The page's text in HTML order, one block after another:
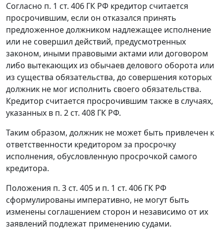
Согласно п. 1 ст. 406 ГК РФ кредитор считается
просрочившим, если он отказался принять
предложенное должником надлежащее исполнение
или не совершил действий, предусмотренных
законом, иными правовыми актами или договором
либо вытекающих из обычаев делового оборота или
из существа обязательства, до совершения которых
должник не мог исполнить своего обязательства.
Кредитор считается просрочившим также в случаях,
указанных в п. 2 ст. 408 ГК РФ.
Таким образом, должник не может быть привлечен к
ответственности кредитором за просрочку
исполнения, обусловленную просрочкой самого
кредитора.
Положения п. 3 ст. 405 и п. 1 ст. 406 ГК РФ
сформулированы императивно, не могут быть
изменены соглашением сторон и независимо от их
заявлений подлежат применению судами.